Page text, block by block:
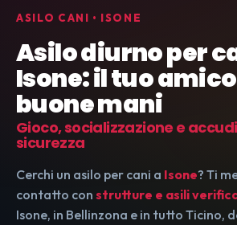
ASILO CANI • ISONE
Asilo diurno per
Isone: il tuo
buone mani
Gioco, socializzazione e
sicurezza
Cerchi un asilo per cani a Isone? Ti
contatto con strutture e asili
Isone, in Bellinzona e in tutto Ticino,